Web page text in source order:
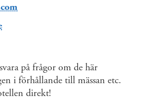
på frågor om de här
i förhållande till mässan etc.
direkt!